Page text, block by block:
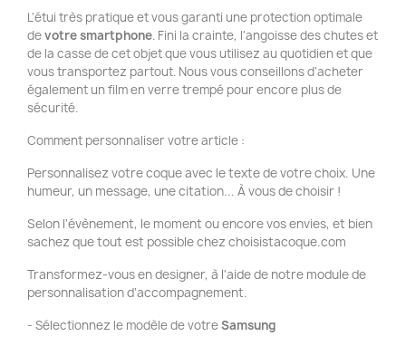
L'étui très pratique et vous garanti une protection optimale
devotre smartphone. Fini la crainte, l'angoisse des chutes et
de la casse de cet objet que vous utilisez au quotidien et que
vous transportez partout. Nous vous conseillons d'acheter
également un film en verre trempé pour encore plus de
sécurité.
Comment personnaliser votre article :
Personnalisez votre coque avec le texte de votre choix. Une
humeur, un message, une citation... À vous de choisir !
Selon l'évènement, le moment ou encore vos envies, et bien
sachez que tout est possible chez choisistacoque.com
Transformez-vous en designer, à l'aide de notre module de
personnalisation d'accompagnement.
- Sélectionnez le modèle de votreSamsung